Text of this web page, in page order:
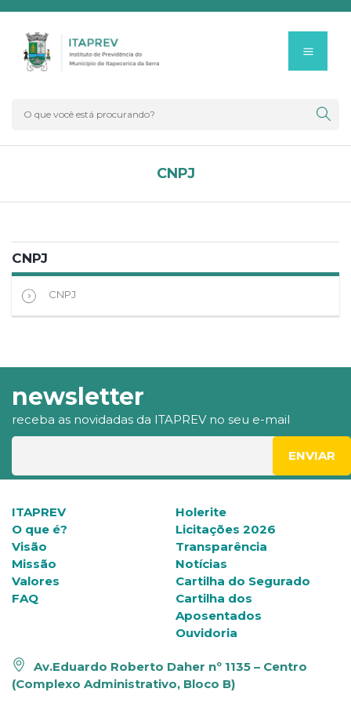
CNPJ
CNPJ
CNPJ
newsletter
receba as novidadas da ITAPREV no seu e-mail
ITAPREV
O que é?
Visão
Missão
Valores
FAQ
Holerite
Licitações 2026
Transparência
Notícias
Cartilha do Segurado
Cartilha dos
Aposentados
Ouvidoria
Av.Eduardo Roberto Daher nº 1135 – Centro
(Complexo Administrativo, Bloco B)